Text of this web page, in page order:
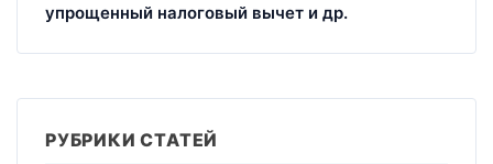
упрощенный налоговый вычет и др.
РУБРИКИ СТАТЕЙ